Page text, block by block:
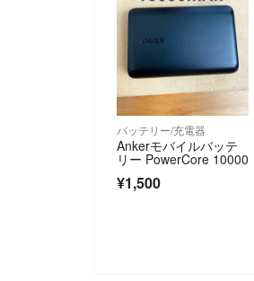
バッテリー/充電器
Ankerモバイルバッテ
リー PowerCore 10000
¥1,500